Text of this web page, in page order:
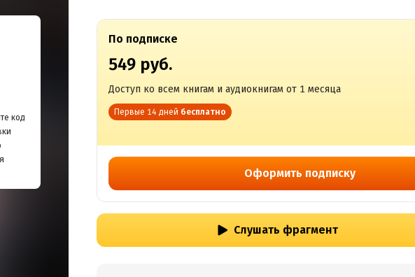
код
По подписке
549 руб.
Доступ ко всем книгам и аудиокнигам от 1 месяца
Первые 14 дней бесплатно
Оформить подписку
Слушать фрагмент